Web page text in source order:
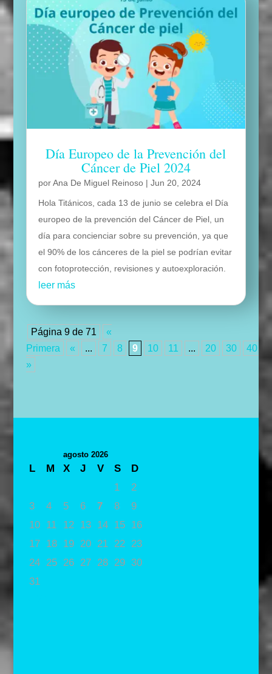
Día Europeo de la Prevención del
Cáncer de Piel 2024
porAna De Miguel Reinoso| Jun 20, 2024
Hola Titánicos, cada 13 de junio se celebra el Día
europeo de la prevención del Cáncer de Piel, un
día para concienciar sobre su prevención, ya que
el 90% de los cánceres de la piel se podrían evitar
con fotoprotección, revisiones y autoexploración.
leer más
Página 9 de 71
«
Primera
« ... 7 8 9 10 11 ... 20 30 40
»
agosto 2026
L M X J V S
D
1
2
3
4 5 6 7 8
9
10
11 12 13 14 15
16
17
18 19 20 21 22
23
24
25 26 27 28 29 30
31